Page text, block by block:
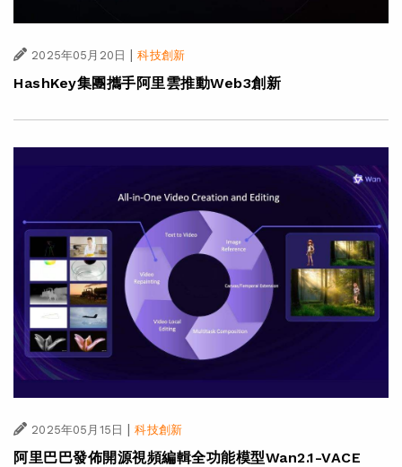
2025年05月20日 | 科技創新
HashKey集團攜手阿里雲推動Web3創新
2025年05月15日 | 科技創新
阿里巴巴發佈開源視頻編輯全功能模型Wan2.1-VACE